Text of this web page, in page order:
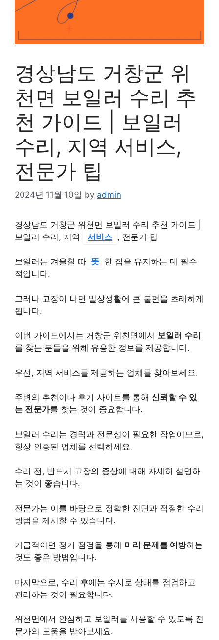
경상남도 거창군 위
천면 보일러 수리 추
천 가이드 | 보일러
수리, 지역 서비스,
전문가 팁
2024년 11월 10일 by admin
경상남도 거창군 위천면 보일러 수리 추천 가이드 |
보일러 수리, 지역
서비스 , 전문가 팁
보일러는 겨울철 따 뜻 한 집을 유지하는 데 필수
적입니다.
그러나 고장이 나면 일상생활에 큰 불편을 초래하게
됩니다.
이번 가이드에서는 거창군 위천면에서 보일러 수리
를 찾는 분들을 위해 유용한 정보를 제공합니다.
우선, 지역 서비스를 제공하는 업체를 찾아보세요.
주변의 추천이나 후기 사이트를 통해 신뢰할 수 있
는 전문가를 찾는 것이 중요합니다.
보일러 수리는 경력과 전문성이 필요한 작업이므로,
항상 인증된 업체를 선택하세요.
수리 전, 반드시 고장의 증상에 대해 자세히 설명하
는 것이 좋습니다.
전문가는 이를 바탕으로 정확한 진단과 적절한 수리
방법을 제시할 수 있습니다.
가급적이면 정기 점검을 통해 미리 문제를 예방하는
것도 좋은 방법입니다.
마지막으로, 수리 후에는 수시로 상태를 점검하고
관리하는 것이 필요합니다.
위천면에서 안심하고 보일러를 사용할 수 있도록 전
문가의 도움을 받아보세요.